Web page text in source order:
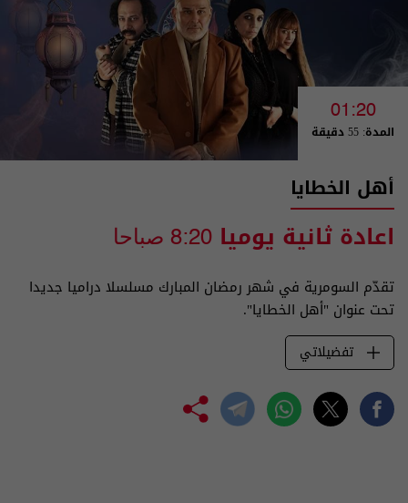
01:20
المدة: 55 دقيقة
أهل الخطايا
اعادة ثانية يوميا 8:20 صباحا
تقدّم السومرية في شهر رمضان المبارك مسلسلا دراميا جديدا
تحت عنوان "أهل الخطايا".
تفضيلاتي